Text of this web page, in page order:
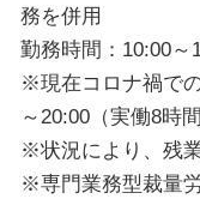
務を併用
勤務時間：10:00～
※現在コロナ禍で
～20:00（実働8時間
※状況により、残
※専門業務型裁量